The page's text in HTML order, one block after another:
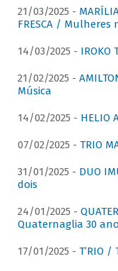
21/03/2025 -
FRESCA / Mulheres
14/03/2025 - IROKO
21/02/2025 -
Música
14/02/2025 - HELIO
07/02/2025 - TRIO
31/01/2025 - DUO
dois
24/01/2025 -
Quaternaglia 30
17/01/2025 - T’RIO /